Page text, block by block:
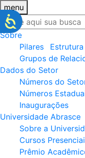
menu
Sobre
Pilares
Estrutura
Grupos de
Dados do Setor
Números do
Números
Inaugurações
Universidade Abrasce
Sobre a
Cursos
Prêmio